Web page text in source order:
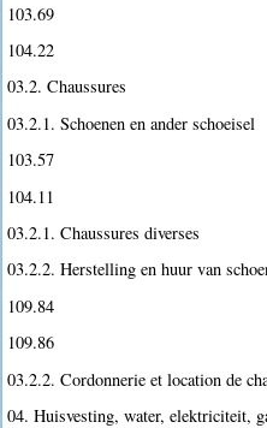
103.69
104.22
03.2. Chaussures
03.2.1. Schoenen en ander schoeisel
103.57
104.11
03.2.1. Chaussures diverses
03.2.2. Herstelling en huur van
109.84
109.86
03.2.2. Cordonnerie et location de
04. Huisvesting, water, elektriciteit,